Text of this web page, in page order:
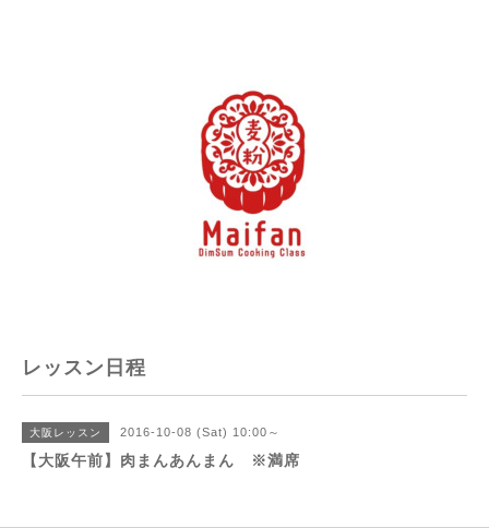
レッスン日程
大阪レッスン 2016-10-08 (Sat) 10:00～
【大阪午前】肉まんあんまん ※満席